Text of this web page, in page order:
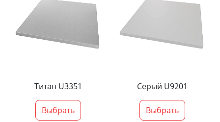
Титан U3351
Выбрать
Серый U9201
Выбрать